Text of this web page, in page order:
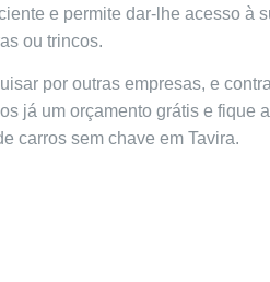
e permite dar-lhe acesso à
ou trincos.
por outras empresas, e
já um orçamento grátis e fique
carros sem chave em Tavira.